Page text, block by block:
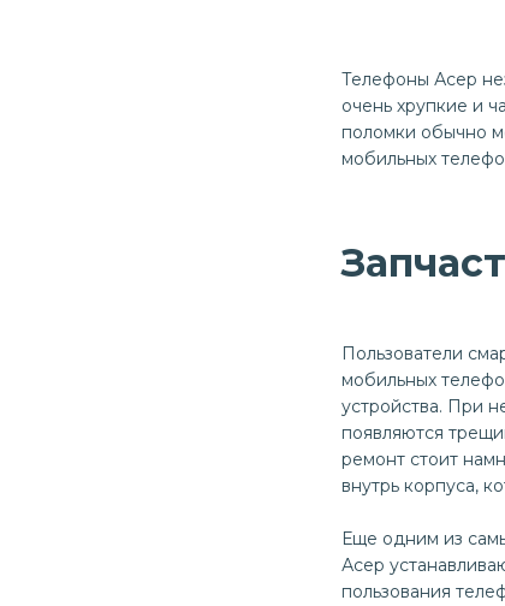
Телефоны Асер
очень хрупкие и
поломки обычно
мобильных
Пользователи
мобильных
устройства. При
появляются
ремонт стоит
внутрь корпуса,
Еще одним из
Асер
пользования